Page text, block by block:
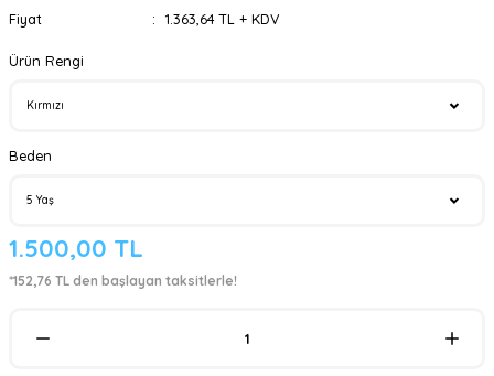
Fiyat
1.363,64 TL + KDV
Ürün Rengi
Beden
1.500,00 TL
*152,76 TL den başlayan taksitlerle!